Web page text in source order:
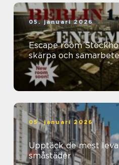
05. januari 2026
Escape room
skärpa och
05. januari 2026
Upptäck de mest
småstäder